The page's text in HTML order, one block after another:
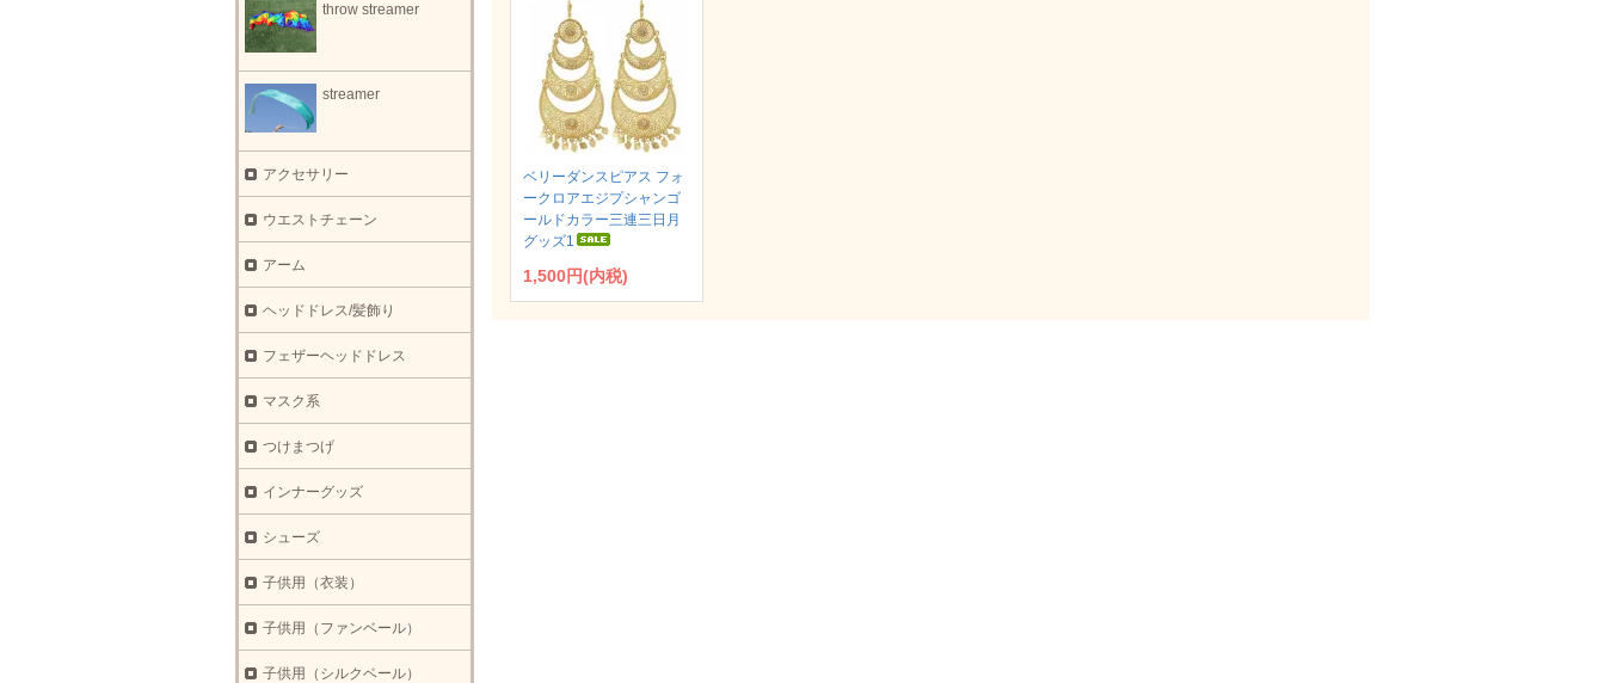
ベリーダンスピアス フォ
ークロアエジプシャンゴ
ールドカラー三連三日月
グッズ1
1,500円(内税)
throw streamer
streamer
アクセサリー
ウエストチェーン
アーム
ヘッドドレス/髪飾り
フェザーヘッドドレス
マスク系
つけまつげ
インナーグッズ
シューズ
子供用（衣装）
子供用（ファンベール）
子供用（シルクベール）